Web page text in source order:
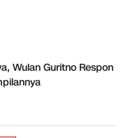
Wulan Guritno Respon